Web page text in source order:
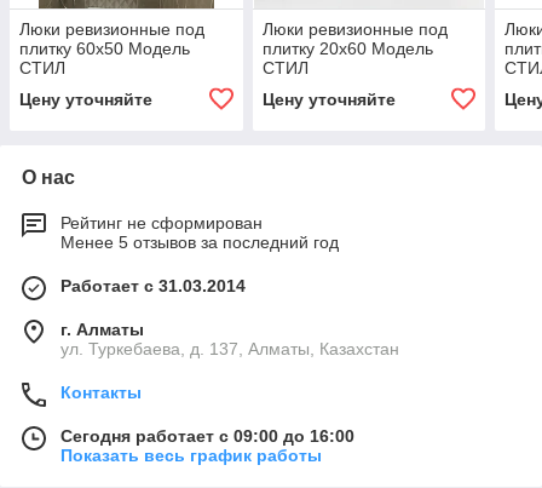
Люки ревизионные под
плитку 60х50 Модель
СТИЛ
Цену уточняйте
Люки ревизионные под
плитку 20х60 Модель
СТИЛ
Цену уточняйте
О нас
Рейтинг не сформирован
Менее 5 отзывов за последний год
Работает с 31.03.2014
г. Алматы
ул. Туркебаева, д. 137, Алматы, Казахстан
Контакты
Сегодня работает с 09:00 до 16:00
Показать весь график работы